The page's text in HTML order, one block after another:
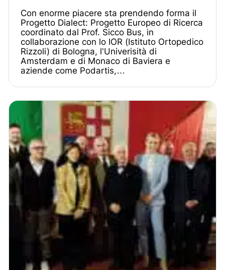
Con enorme piacere sta prendendo forma il
Progetto Dialect: Progetto Europeo di Ricerca
coordinato dal Prof. Sicco Bus, in
collaborazione con lo IOR (Istituto Ortopedico
Rizzoli) di Bologna, l’Univerisità di
Amsterdam e di Monaco di Baviera e
aziende come Podartis,…